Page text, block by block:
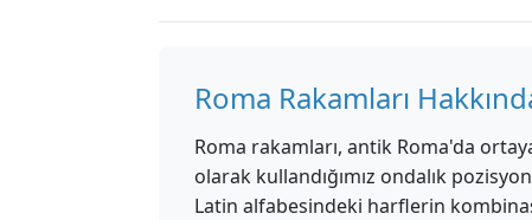
Roma Rakamları
Roma rakamları, antik Roma'da
olarak kullandığımız ondalık
Latin alfabesindeki harflerin